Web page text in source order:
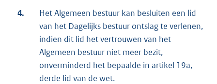
4.
Het Algemeen bestuur kan besluiten een lid
van het Dagelijks bestuur ontslag te verlenen,
indien dit lid het vertrouwen van het
Algemeen bestuur niet meer bezit,
onverminderd het bepaalde in artikel 19a,
derde lid van de wet.